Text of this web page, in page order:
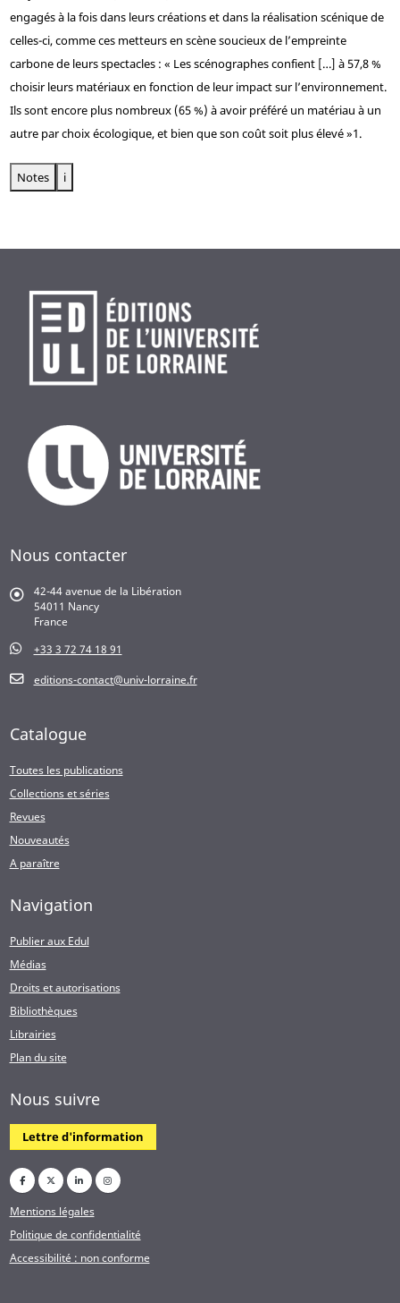
engagés à la fois dans leurs créations et dans la réalisation scénique de
celles-ci, comme ces metteurs en scène soucieux de l’empreinte
carbone de leurs spectacles : « Les scénographes confient […] à 57,8 %
choisir leurs matériaux en fonction de leur impact sur l’environnement.
Ils sont encore plus nombreux (65 %) à avoir préféré un matériau à un
autre par choix écologique, et bien que son coût soit plus élevé »1.
Notes i
Nous contacter
42-44 avenue de la Libération
54011 Nancy
France
+33 3 72 74 18 91
editions-contact@univ-lorraine.fr
Catalogue
Toutes les publications
Collections et séries
Revues
Nouveautés
A paraître
Navigation
Publier aux Edul
Médias
Droits et autorisations
Bibliothèques
Librairies
Plan du site
Nous suivre
Lettre d'information
Mentions légales
Politique de confidentialité
Accessibilité : non conforme